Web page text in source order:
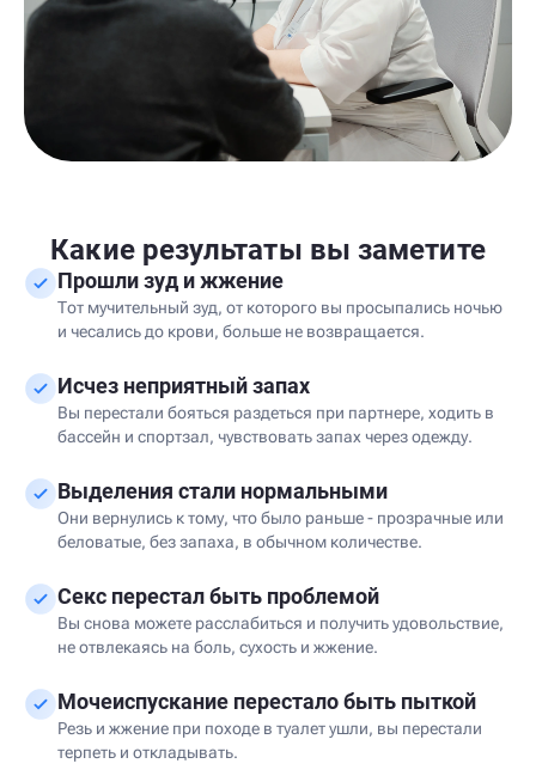
Какие результаты вы заметите
Прошли зуд и жжение
Тот мучительный зуд, от которого вы просыпались ночью
и чесались до крови, больше не возвращается.
Исчез неприятный запах
Вы перестали бояться раздеться при партнере, ходить в
бассейн и спортзал, чувствовать запах через одежду.
Выделения стали нормальными
Они вернулись к тому, что было раньше - прозрачные или
беловатые, без запаха, в обычном количестве.
Секс перестал быть проблемой
Вы снова можете расслабиться и получить удовольствие,
не отвлекаясь на боль, сухость и жжение.
Мочеиспускание перестало быть пыткой
Резь и жжение при походе в туалет ушли, вы перестали
терпеть и откладывать.